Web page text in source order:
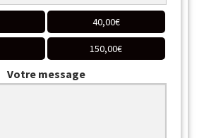
40,00€
150,00€
Votre message